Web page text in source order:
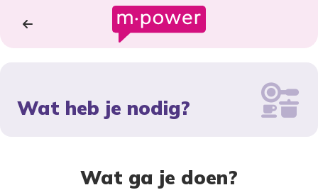
Wat heb je nodig?
Wat ga je doen?